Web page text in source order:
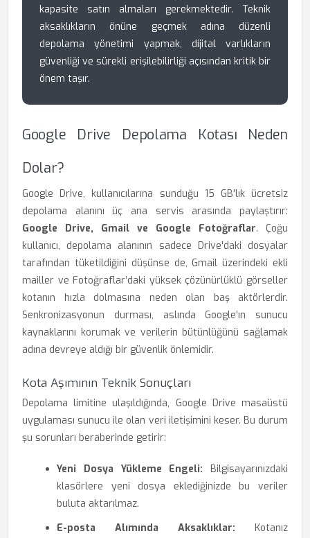
kapasite satın almaları gerekmektedir. Teknik
aksaklıkların önüne geçmek adına düzenli
depolama yönetimi yapmak, dijital varlıkların
güvenliği ve sürekli erişilebilirliği açısından kritik bir
önem taşır.
Google Drive Depolama Kotası Neden
Dolar?
Google Drive, kullanıcılarına sunduğu 15 GB'lık ücretsiz
depolama alanını üç ana servis arasında paylaştırır:
Google Drive, Gmail ve Google Fotoğraflar. Çoğu
kullanıcı, depolama alanının sadece Drive'daki dosyalar
tarafından tüketildiğini düşünse de, Gmail üzerindeki ekli
mailler ve Fotoğraflar’daki yüksek çözünürlüklü görseller
kotanın hızla dolmasına neden olan baş aktörlerdir.
Senkronizasyonun durması, aslında Google'ın sunucu
kaynaklarını korumak ve verilerin bütünlüğünü sağlamak
adına devreye aldığı bir güvenlik önlemidir.
Kota Aşımının Teknik Sonuçları
Depolama limitine ulaşıldığında, Google Drive masaüstü
uygulaması sunucu ile olan veri iletişimini keser. Bu durum
şu sorunları beraberinde getirir:
Yeni Dosya Yükleme Engeli: Bilgisayarınızdaki
klasörlere yeni dosya eklediğinizde bu veriler
buluta aktarılmaz.
E-posta Alımında Aksaklıklar: Kotanız